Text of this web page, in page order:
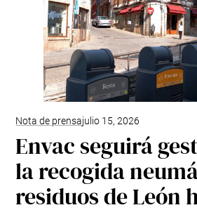
Nota de prensajulio 15, 2026
Envac seguirá
la recogida
residuos de León